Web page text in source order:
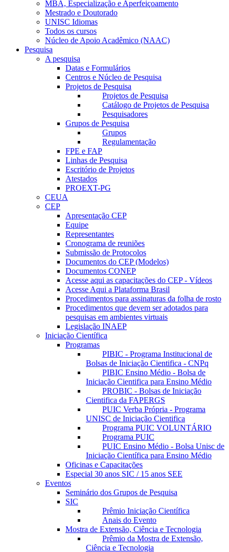
MBA, Especialização e Aperfeiçoamento
Mestrado e Doutorado
UNISC Idiomas
Todos os cursos
Núcleo de Apoio Acadêmico (NAAC)
Pesquisa
A pesquisa
Datas e Formulários
Centros e Núcleo de Pesquisa
Projetos de Pesquisa
Projetos de Pesquisa
Catálogo de Projetos de Pesquisa
Pesquisadores
Grupos de Pesquisa
Grupos
Regulamentação
FPE e FAP
Linhas de Pesquisa
Escritório de Projetos
Atestados
PROEXT-PG
CEUA
CEP
Apresentação CEP
Equipe
Representantes
Cronograma de reuniões
Submissão de Protocolos
Documentos do CEP (Modelos)
Documentos CONEP
Acesse aqui as capacitações do CEP - Vídeos
Acesse Aqui a Plataforma Brasil
Procedimentos para assinaturas da folha de rosto
Procedimentos que devem ser adotados para
pesquisas em ambientes virtuais
Legislação INAEP
Iniciação Científica
Programas
PIBIC - Programa Institucional de
Bolsas de Iniciação Cientifica - CNPq
PIBIC Ensino Médio - Bolsa de
Iniciação Cientifica para Ensino Médio
PROBIC - Bolsas de Iniciação
Cientifica da FAPERGS
PUIC Verba Própria - Programa
UNISC de Iniciação Cientifica
Programa PUIC VOLUNTÁRIO
Programa PUIC
PUIC Ensino Médio - Bolsa Unisc de
Iniciação Científica para Ensino Médio
Oficinas e Capacitações
Especial 30 anos SIC / 15 anos SEE
Eventos
Seminário dos Grupos de Pesquisa
SIC
Prêmio Iniciação Científica
Anais do Evento
Mostra de Extensão, Ciência e Tecnologia
Prêmio da Mostra de Extensão,
Ciência e Tecnologia